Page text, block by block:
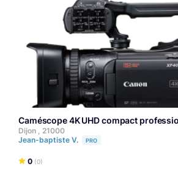
Caméscope 4K UHD compact
Dijon , 21000
Jean-baptiste V.
PRO
0 (0)